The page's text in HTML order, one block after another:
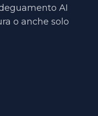
AI
o anche solo